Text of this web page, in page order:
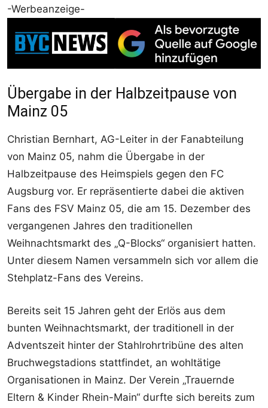
-Werbeanzeige-
Übergabe in der Halbzeitpause von
Mainz 05
Christian Bernhart, AG-Leiter in der Fanabteilung
von Mainz 05, nahm die Übergabe in der
Halbzeitpause des Heimspiels gegen den FC
Augsburg vor. Er repräsentierte dabei die aktiven
Fans des FSV Mainz 05, die am 15. Dezember des
vergangenen Jahres den traditionellen
Weihnachtsmarkt des „Q-Blocks“ organisiert hatten.
Unter diesem Namen versammeln sich vor allem die
Stehplatz-Fans des Vereins.
Bereits seit 15 Jahren geht der Erlös aus dem
bunten Weihnachtsmarkt, der traditionell in der
Adventszeit hinter der Stahlrohrtribüne des alten
Bruchwegstadions stattfindet, an wohltätige
Organisationen in Mainz. Der Verein „Trauernde
Eltern & Kinder Rhein-Main“ durfte sich bereits zum